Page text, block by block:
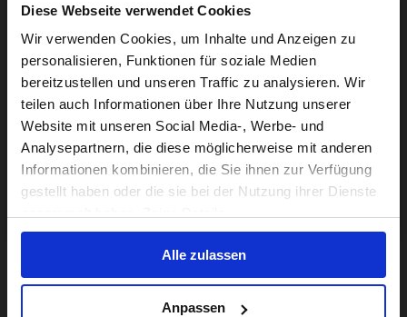
Diese Webseite verwendet Cookies
Wir verwenden Cookies, um Inhalte und Anzeigen zu
personalisieren, Funktionen für soziale Medien
bereitzustellen und unseren Traffic zu analysieren. Wir
teilen auch Informationen über Ihre Nutzung unserer
Website mit unseren Social Media-, Werbe- und
Analysepartnern, die diese möglicherweise mit anderen
Informationen kombinieren, die Sie ihnen zur Verfügung
gestellt haben oder die sie bei der Nutzung ihrer Dienste
Alle zulassen
Anpassen
Visiting from the United States?
For a better experience, please visit our:
US website
No, stay here